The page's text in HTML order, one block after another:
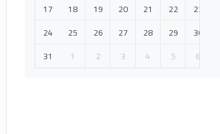
17
18 19 20 21 22
23
24
25 26 27 28 29
30
31
1 2 3 4 5 6